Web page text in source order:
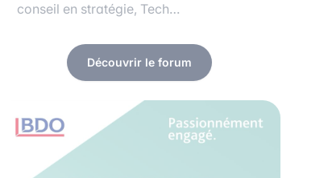
conseil en stratégie, Tech…
Découvrir le forum